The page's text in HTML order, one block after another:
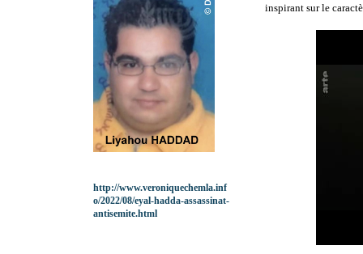
inspirant sur le
http://www.veroniquechemla.inf
o/2022/08/eyal-hadda-assassinat-
antisemite.html